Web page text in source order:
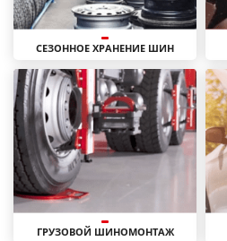
СЕЗОННОЕ ХРАНЕНИЕ ШИН
ГРУЗОВОЙ ШИНОМОНТАЖ